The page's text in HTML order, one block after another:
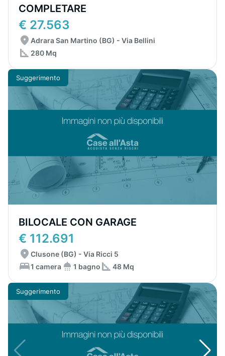
COMPLETARE
€ 27.563
Adrara San Martino (BG) - Via Bellini
280 Mq
Suggerimento
BILOCALE CON GARAGE
€ 112.691
Clusone (BG) - Via Ricci 5
1 camera
1 bagno 48 Mq
Suggerimento